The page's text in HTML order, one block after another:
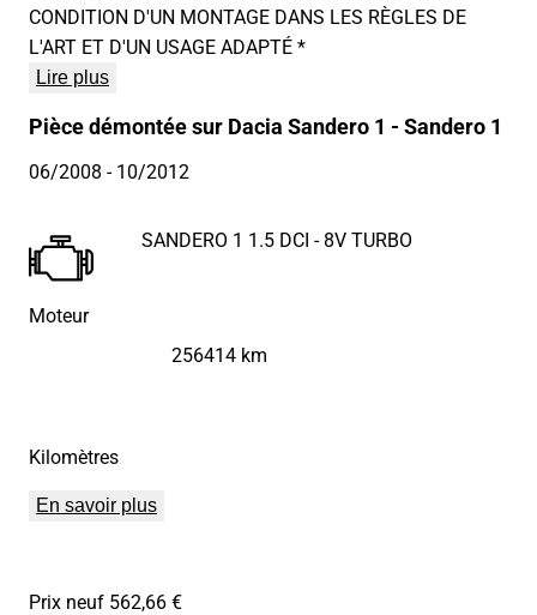
CONDITION D'UN MONTAGE DANS LES RÈGLES DE
L'ART ET D'UN USAGE ADAPTÉ *
Lire plus
Pièce démontée sur Dacia Sandero 1 - Sandero 1
06/2008- 10/2012
Moteur
SANDERO 1 1.5 DCI - 8V TURBO
Kilomètres
256414 km
En savoir plus
Prix neuf 562,66 €